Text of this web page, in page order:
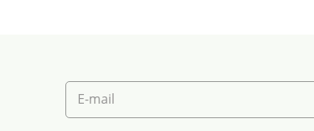
Možno prať v práčke.
E-mail